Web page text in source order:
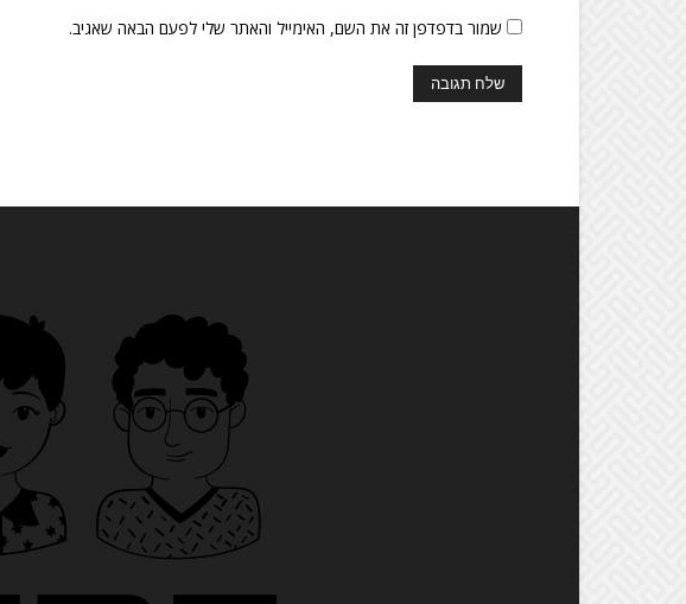
שמור בדפדפן זה את השם, האימייל והאתר שלי לפעם הבאה שאגיב.